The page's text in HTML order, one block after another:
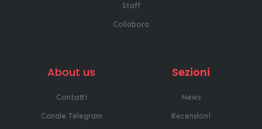
Staff
Collabora
About us
Contatti
Canale Telegram
Sezioni
News
Recensioni